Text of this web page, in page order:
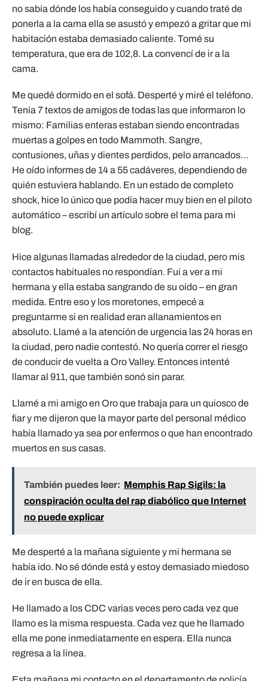
no sabía dónde los había conseguido y cuando traté de
ponerla a la cama ella se asustó y empezó a gritar que mi
habitación estaba demasiado caliente. Tomé su
temperatura, que era de 102,8. La convencí de ir a la
cama.
Me quedé dormido en el sofá. Desperté y miré el teléfono.
Tenía 7 textos de amigos de todas las que informaron lo
mismo: Familias enteras estaban siendo encontradas
muertas a golpes en todo Mammoth. Sangre,
contusiones, uñas y dientes perdidos, pelo arrancados…
He oído informes de 14 a 55 cadáveres, dependiendo de
quién estuviera hablando. En un estado de completo
shock, hice lo único que podía hacer muy bien en el piloto
automático – escribí un artículo sobre el tema para mi
blog.
Hice algunas llamadas alrededor de la ciudad, pero mis
contactos habituales no respondían. Fui a ver a mi
hermana y ella estaba sangrando de su oído – en gran
medida. Entre eso y los moretones, empecé a
preguntarme si en realidad eran allanamientos en
absoluto. Llamé a la atención de urgencia las 24 horas en
la ciudad, pero nadie contestó. No quería correr el riesgo
de conducir de vuelta a Oro Valley. Entonces intenté
llamar al 911, que también sonó sin parar.
Llamé a mi amigo en Oro que trabaja para un quiosco de
fiar y me dijeron que la mayor parte del personal médico
había llamado ya sea por enfermos o que han encontrado
muertos en sus casas.
También puedes leer: Memphis Rap Sigils: la
conspiración oculta del rap diabólico que Internet
no puede explicar
Me desperté a la mañana siguiente y mi hermana se
había ido. No sé dónde está y estoy demasiado miedoso
de ir en busca de ella.
He llamado a los CDC varias veces pero cada vez que
llamo es la misma respuesta. Cada vez que he llamado
ella me pone inmediatamente en espera. Ella nunca
regresa a la línea.